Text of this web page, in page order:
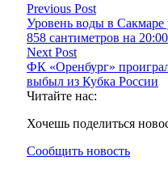
Previous Post
Уровень воды в Сакмаре
858 сантиметров на 20:00
Next Post
ФК «Оренбург»
выбыл из Кубка России
Читайте нас:
Хочешь поделиться
Сообщить новость